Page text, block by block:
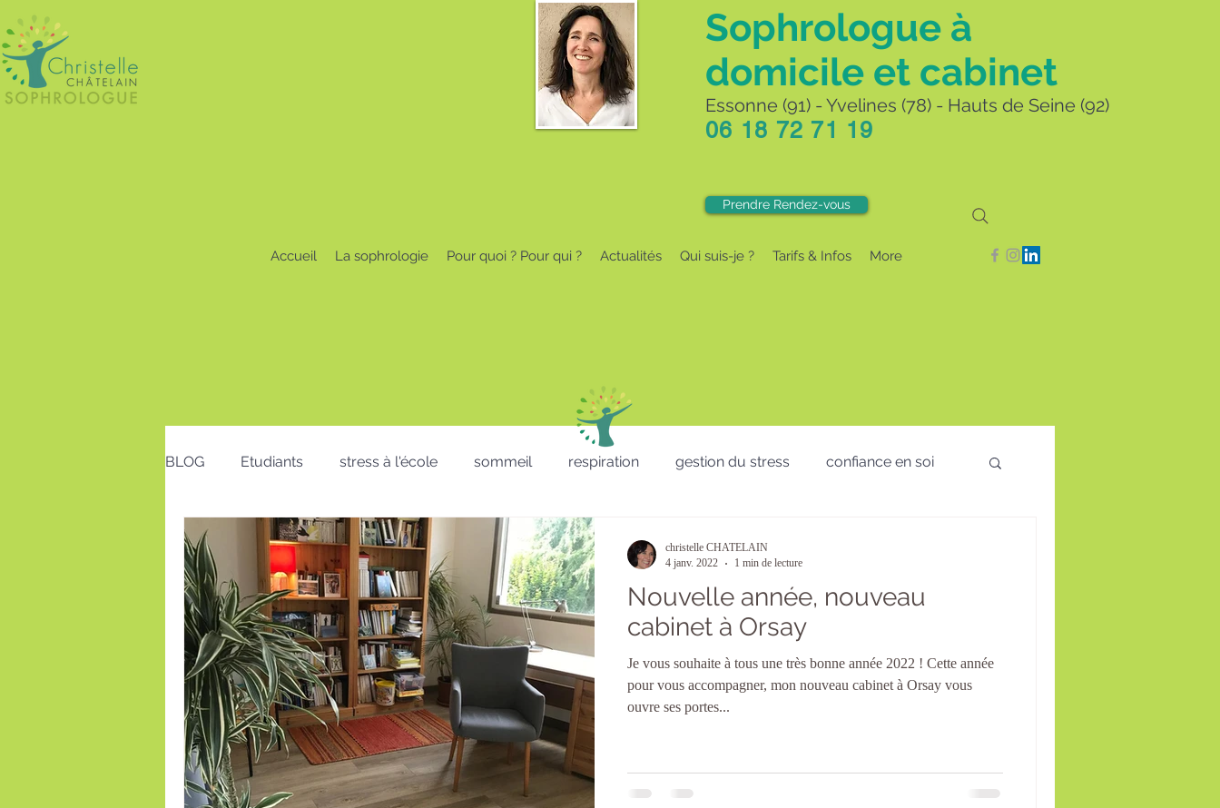
Sophrologue à
domicile et cabinet
Essonne (91) - Yvelines (78) - Hauts de Seine (92)
06 18 72 71 19
Prendre Rendez-vous
Accueil La sophrologie Pour quoi ? Pour qui ? Actualités Qui suis-je ? Tarifs & Infos More
BLOG Etudiants stress à l'école sommeil respiration gestion du stress confiance en soi
Emploi Bon cadeau RH - CSE - Formation - QVT
calendrier action positive Téléthon Enfants lâcher prise télétravail visio
postures au travail Voeux micro sieste Saint Valentin St valentin Santé Mentale
insomnie
Nouvelle année, nouveau
cabinet à Orsay
Je vous souhaite à tous une très bonne année 2022 ! Cette année
pour vous accompagner, mon nouveau cabinet à Orsay vous
ouvre ses portes...
christelle CHATELAIN
4 janv. 2022
1 min de lecture